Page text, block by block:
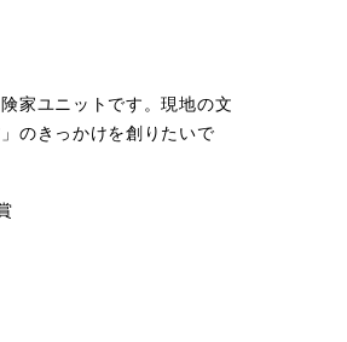
家ユニットです。現地の文
のきっかけを創りたいで